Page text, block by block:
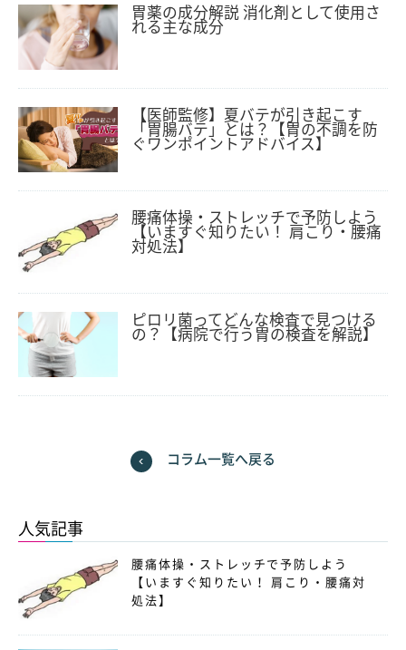
胃薬の成分解説 消化剤として使用さ
れる主な成分
【医師監修】夏バテが引き起こす
「胃腸バテ」とは？【胃の不調を防
ぐワンポイントアドバイス】
腰痛体操・ストレッチで予防しよう
【いますぐ知りたい！ 肩こり・腰痛
対処法】
ピロリ菌ってどんな検査で見つける
の？【病院で行う胃の検査を解説】
コラム一覧へ戻る
人気記事
腰痛体操・ストレッチで予防しよう
【いますぐ知りたい！ 肩こり・腰痛対
処法】